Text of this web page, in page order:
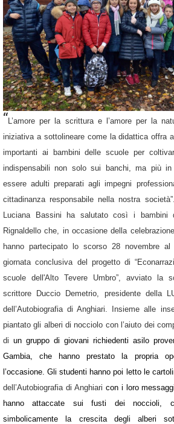
“L’amore per la scrittura e l’amore per la
iniziativa a sottolineare come la didattica offra
importanti ai bambini delle scuole per
indispensabili non solo sui banchi, ma più
essere adulti preparati agli impegni
cittadinanza responsabile nella nostra
Luciana Bassini ha salutato così i bambini
Rignaldello che, in occasione della
hanno partecipato lo scorso 28 novembre
giornata conclusiva del progetto di
scuole dell'Alto Tevere Umbro”, avviato la
scrittore Duccio Demetrio, presidente della
dell’Autobiografia di Anghiari. Insieme alle
piantato gli alberi di nocciolo con l’aiuto dei
di un gruppo di giovani richiedenti asilo
Gambia, che hanno prestato la propria
l’occasione. Gli studenti hanno poi letto le
dell’Autobiografia di Anghiari con i loro
hanno attaccate sui fusti dei noccioli,
simbolicamente la crescita degli alberi